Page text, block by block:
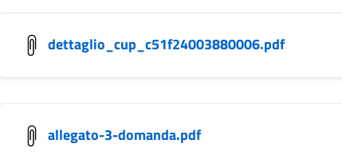
dettaglio_cup_c51f24003880006.pdf
allegato-3-domanda.pdf